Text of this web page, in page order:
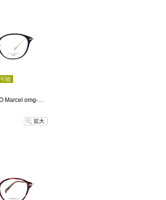
能
Oh My Glasses TOKYO Marcel omg-144-BKGD-48
拡大